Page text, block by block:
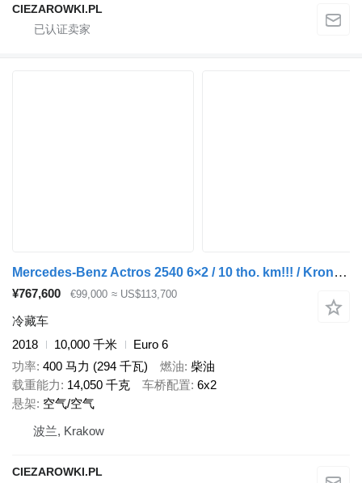
CIEZAROWKI.PL
Mercedes-Benz Actros 2540 6×2 / 10 tho. km!!! / Krone 18 EPAL refrigerator / T
¥767,600 €99,000 ≈ US$113,700
冷藏车
2018
10,000 千米
Euro 6
功率 400 马力 (294 千瓦) 燃油 柴油
载重能力
14,050 千克 车桥配置 6x2
悬架 空气/空气
波兰, Krakow
CIEZAROWKI.PL